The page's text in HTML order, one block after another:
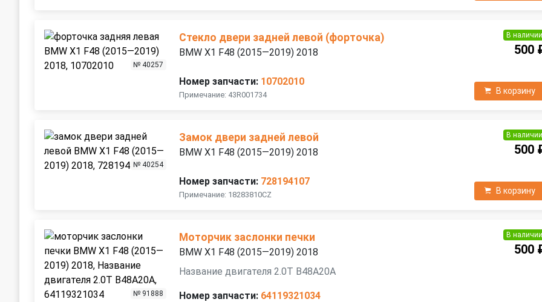
№ 40257
Стекло двери задней левой (форточка)
BMW X1 F48 (2015—2019) 2018
Номер запчасти: 10702010
Примечание: 43R001734
В наличии
500
В корзину
№ 40254
Замок двери задней левой
BMW X1 F48 (2015—2019) 2018
Номер запчасти: 728194107
Примечание: 18283810CZ
В наличии
500
В корзину
№ 91888
Моторчик заслонки печки
BMW X1 F48 (2015—2019) 2018
Название двигателя 2.0T B48A20A
Номер запчасти: 64119321034
В наличии
500